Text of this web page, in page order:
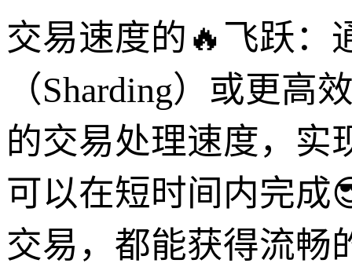
交易速度的🔥飞跃：
（Sharding）或更
的交易处理速度，实
可以在短时间内完成
交易，都能获得流畅